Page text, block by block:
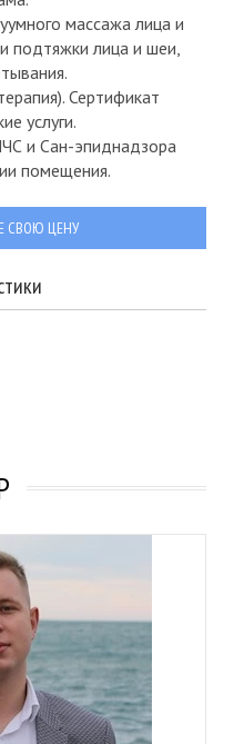
массажа лица и
подтяжки лица и шеи,
Сертификат
услуги.
и Сан-эпиднадзора
помещения.
СВОЮ ЦЕНУ